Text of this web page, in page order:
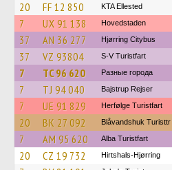
20 FF 12 850 KTA Ellested
7 UX 91 138 Hovedstaden
37 AN 36 277 Hjørring Citybus
37 VZ 93804 S-V Turistfart
7 TC 96 620 Разные города
7 TJ 94 040 Bajstrup Rejser
7 UE 91 829 Herfølge Turistfart
20 BK 27 092 Blåvandshuk Turisttr
7 AM 95 620 Alba Turistfart
20 CZ 19 732 Hirtshals-Hjørring